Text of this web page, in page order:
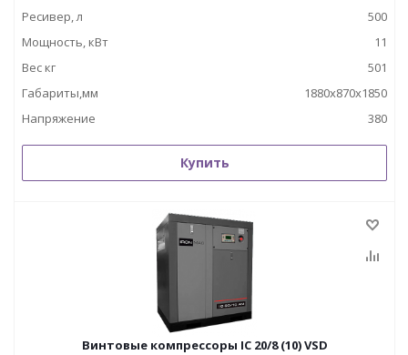
Ресивер, л
500
Мощность, кВт
11
Вес кг
501
Габариты,мм
1880х870х1850
Напряжение
380
Купить
Винтовые компрессоры IC 20/8 (10) VSD